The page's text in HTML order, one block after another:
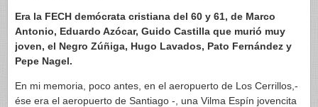
Era la FECH demócrata cristiana del 60 y 61, de Marco
Antonio, Eduardo Azócar, Guido Castilla que murió muy
joven, el Negro Zúñiga, Hugo Lavados, Pato Fernández y
Pepe Nagel.
En mi memoria, poco antes, en el aeropuerto de Los Cerrillos,-
ése era el aeropuerto de Santiago -, una Vilma Espín jovencita